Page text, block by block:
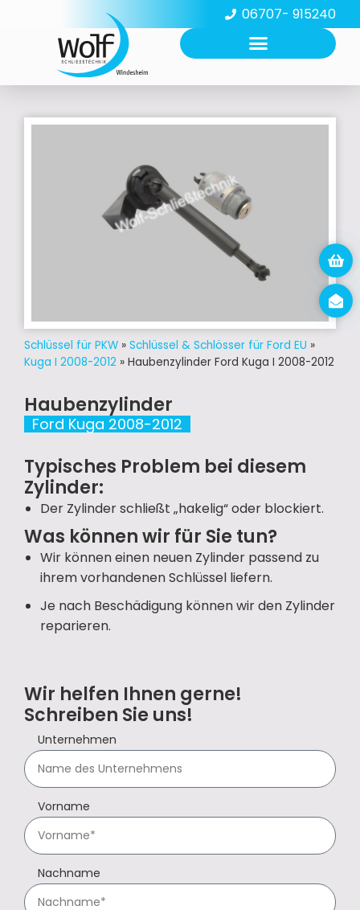
06707- 915240
Schlüssel für PKW » Schlüssel & Schlösser für Ford EU »
Kuga I 2008-2012 » Haubenzylinder Ford Kuga I 2008-2012
Haubenzylinder
Ford Kuga 2008-2012
Typisches Problem bei diesem
Zylinder:
Der Zylinder schließt „hakelig“ oder blockiert.
Was können wir für Sie tun?
Wir können einen neuen Zylinder passend zu
ihrem vorhandenen Schlüssel liefern.
Je nach Beschädigung können wir den Zylinder
reparieren.
Wir helfen Ihnen gerne!
Schreiben Sie uns!
Unternehmen
Vorname
Nachname